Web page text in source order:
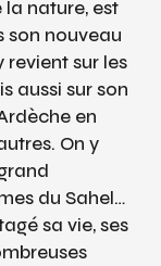
la nature, est
son nouveau
revient sur les
aussi sur son
en
On y
du Sahel…
sa vie, ses